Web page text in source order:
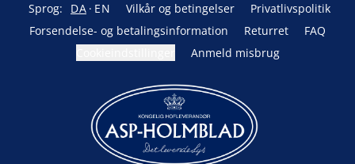
Sprog:
DA EN Vilkår og betingelser
Privatlivspolitik
Forsendelse- og betalingsinformation
Returret
FAQ
Anmeld misbrug